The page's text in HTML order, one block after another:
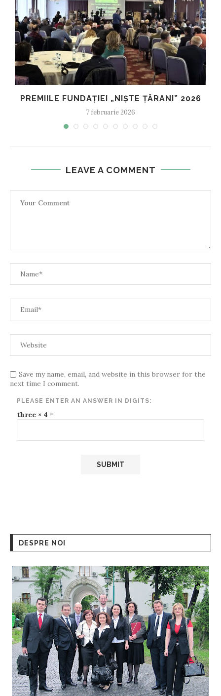
PREMIILE FUNDAȚIEI „NIȘTE ȚĂRANI” 2026
7 februarie 2026
LEAVE A COMMENT
Save my name, email, and website in this browser for the
next time I comment.
PLEASE ENTER AN ANSWER IN DIGITS:
three × 4 =
DESPRE NOI